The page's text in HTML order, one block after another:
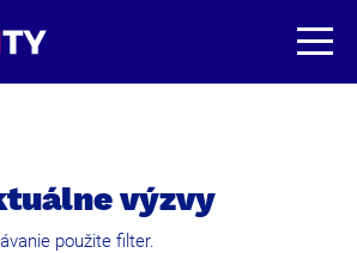
výzvy
použite filter.